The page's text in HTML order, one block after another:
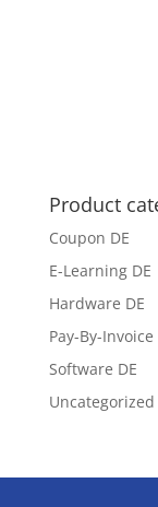
Product
Coupon DE
E-Learning DE
Hardware DE
Pay-By-Invoice
Software DE
Uncategorized